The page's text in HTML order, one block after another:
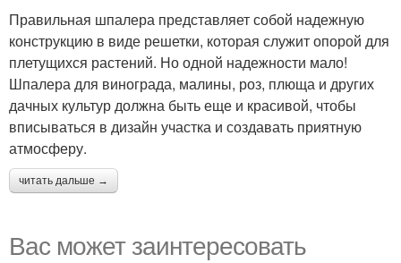
Правильная шпалера представляет собой надежную
конструкцию в виде решетки, которая служит опорой для
плетущихся растений. Но одной надежности мало!
Шпалера для винограда, малины, роз, плюща и других
дачных культур должна быть еще и красивой, чтобы
вписываться в дизайн участка и создавать приятную
атмосферу.
читать дальше →
Вас может заинтересовать